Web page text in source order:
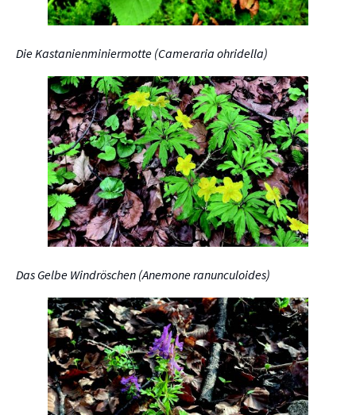
Die Kastanienminiermotte (Cameraria ohridella)
Das Gelbe Windröschen (Anemone ranunculoides)